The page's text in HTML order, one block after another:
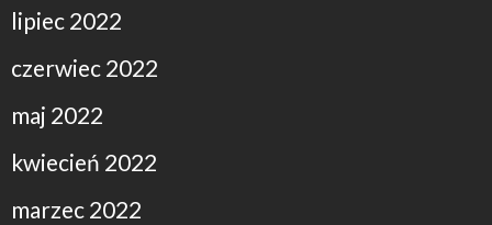
lipiec 2022
czerwiec 2022
maj 2022
kwiecień 2022
marzec 2022